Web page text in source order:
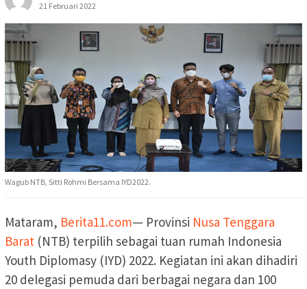
21 Februari 2022
Wagub NTB, Sitti Rohmi Bersama IYD2022.
Mataram, Berita11.com— Provinsi Nusa Tenggara
Barat (NTB) terpilih sebagai tuan rumah Indonesia
Youth Diplomasy (IYD) 2022. Kegiatan ini akan dihadiri
20 delegasi pemuda dari berbagai negara dan 100